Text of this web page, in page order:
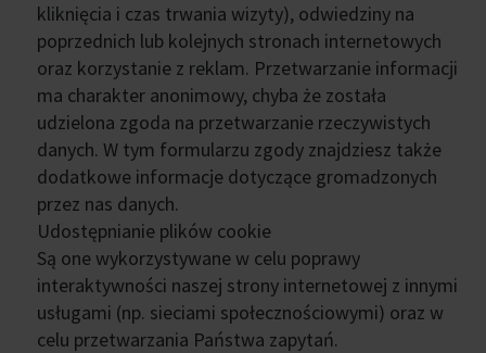
kliknięcia i czas trwania wizyty), odwiedziny na
poprzednich lub kolejnych stronach internetowych
oraz korzystanie z reklam. Przetwarzanie informacji
ma charakter anonimowy, chyba że została
udzielona zgoda na przetwarzanie rzeczywistych
danych. W tym formularzu zgody znajdziesz także
dodatkowe informacje dotyczące gromadzonych
przez nas danych.
Udostępnianie plików cookie
Są one wykorzystywane w celu poprawy
interaktywności naszej strony internetowej z innymi
usługami (np. sieciami społecznościowymi) oraz w
celu przetwarzania Państwa zapytań.